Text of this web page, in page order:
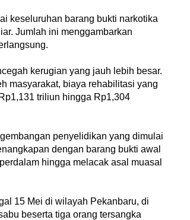
keseluruhan barang bukti narkotika
Jumlah ini menggambarkan
kerugian yang jauh lebih besar.
masyarakat, biaya rehabilitasi yang
triliun hingga Rp1,304
penyelidikan yang dimulai
dengan barang bukti awal
hingga melacak asal muasal
15 Mei di wilayah Pekanbaru, di
beserta tiga orang tersangka